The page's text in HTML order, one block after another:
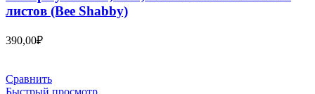
листов (Bee Shabby)
390,00₽
Сравнить
Быстрый просмотр